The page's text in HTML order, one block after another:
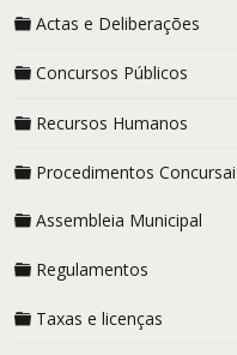
Actas e Deliberações
Concursos Públicos
Recursos Humanos
Procedimentos
Assembleia Municipal
Regulamentos
Taxas e licenças